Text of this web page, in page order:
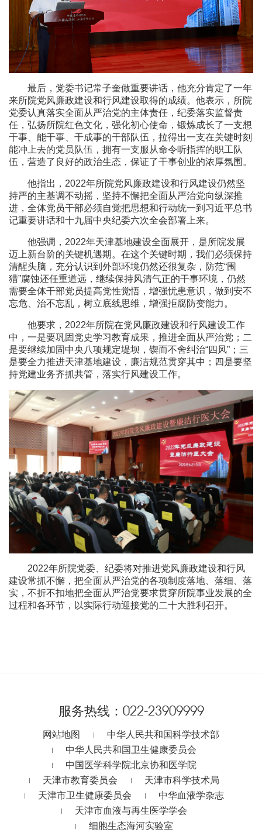
最后，党委书记常子奎做重要讲话，他充分肯定了一年
来所院党风廉政建设和行风建设取得的成绩。他表示，所院
党委认真落实全面从严治党的主体责任，纪委落实监督责
任，弘扬所院红色文化，强化初心使命，锻炼成长了一支想
干事、能干事、干成事的干部队伍，拉得出一支在关键时刻
能冲上去的党员队伍，拥有一支服从命令听指挥的职工队
伍，营造了良好的政治生态，保证了干事创业的浓厚氛围。
他指出，2022年所院党风廉政建设和行风建设仍然坚
持严的主基调不动摇，坚持不懈把全面从严治党向纵深推
进，全体党员干部必须自觉把思想和行动统一到习近平总书
记重要讲话和十九届中央纪委六次全会部署上来。
他强调，2022年天津基地建设全面展开，是所院发展
迈上新台阶的关键机遇期。在这个关键时期，我们必须保持
清醒头脑，充分认识到外部环境仍然还很复杂，防范“围
猎”腐蚀还任重道远，继续保持风清气正的干事环境，仍然
需要全体干部党员提高党性觉悟，增强忧患意识，做到安不
忘危、治不忘乱，树立底线思维，增强拒腐防变能力。
他要求，2022年所院在党风廉政建设和行风建设工作
中，一是要巩固党史学习教育成果，推进全面从严治党；二
是要继续加固中央八项规定堤坝，锲而不舍纠治“四风”；三
是要全力推进天津基地建设，廉洁规范贯穿其中；四是要坚
持党建业务齐抓共管，落实行风建设工作。
2022年所院党委、纪委将对推进党风廉政建设和行风
建设常抓不懈，把全面从严治党的各项制度落地、落细、落
实，不折不扣地把全面从严治党要求贯穿所院事业发展的全
过程和各环节，以实际行动迎接党的二十大胜利召开。
服务热线： 022-23909999
网站地图
中华人民共和国科学技术部
中华人民共和国卫生健康委员会
中国医学科学院北京协和医学院
天津市教育委员会
天津市科学技术局
天津市卫生健康委员会
中华血液学杂志
天津市血液与再生医学学会
细胞生态海河实验室